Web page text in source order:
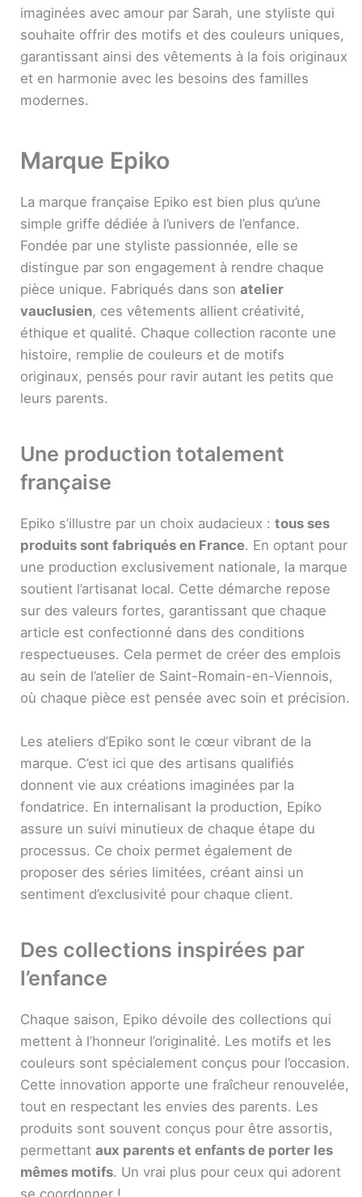
imaginées avec amour par Sarah, une styliste qui
souhaite offrir des motifs et des couleurs uniques,
garantissant ainsi des vêtements à la fois originaux
et en harmonie avec les besoins des familles
modernes.
Marque Epiko
La marque française Epiko est bien plus qu’une
simple griffe dédiée à l’univers de l’enfance.
Fondée par une styliste passionnée, elle se
distingue par son engagement à rendre chaque
pièce unique. Fabriqués dans son atelier
vauclusien, ces vêtements allient créativité,
éthique et qualité. Chaque collection raconte une
histoire, remplie de couleurs et de motifs
originaux, pensés pour ravir autant les petits que
leurs parents.
Une production totalement
française
Epiko s’illustre par un choix audacieux : tous ses
produits sont fabriqués en France. En optant pour
une production exclusivement nationale, la marque
soutient l’artisanat local. Cette démarche repose
sur des valeurs fortes, garantissant que chaque
article est confectionné dans des conditions
respectueuses. Cela permet de créer des emplois
au sein de l’atelier de Saint-Romain-en-Viennois,
où chaque pièce est pensée avec soin et précision.
Les ateliers d’Epiko sont le cœur vibrant de la
marque. C’est ici que des artisans qualifiés
donnent vie aux créations imaginées par la
fondatrice. En internalisant la production, Epiko
assure un suivi minutieux de chaque étape du
processus. Ce choix permet également de
proposer des séries limitées, créant ainsi un
sentiment d’exclusivité pour chaque client.
Des collections inspirées par
l’enfance
Chaque saison, Epiko dévoile des collections qui
mettent à l’honneur l’originalité. Les motifs et les
couleurs sont spécialement conçus pour l’occasion.
Cette innovation apporte une fraîcheur renouvelée,
tout en respectant les envies des parents. Les
produits sont souvent conçus pour être assortis,
permettant aux parents et enfants de porter les
mêmes motifs. Un vrai plus pour ceux qui adorent
se coordonner !